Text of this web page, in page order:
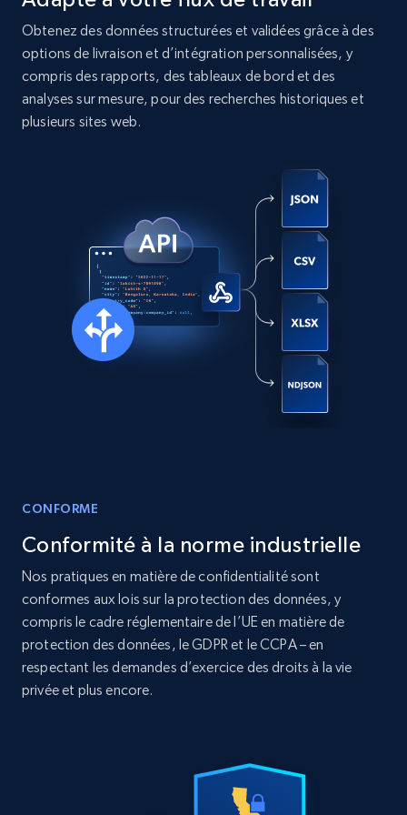
comments, Date posted, Likes, Photos, and
Social media
Zillow properties listing information
Zpid, City, State, HomeStatus, Address,
IsListingClaimedByCurrentSignedInUser,
IsCurrentSignedInAgentResponsible, Bedrooms,
and more.
URL, ID, User id, Use url, Title, Headline, Post
text, Date posted, and more.
Social media
11.3K+ 1.5K+ Buy Now
X (formerly Twitter) - Posts
ID, User posted, Name, Description, Date
Obtenez des données structurées et validées grâce à des
options de livraison et d’intégration personnalisées, y
compris des rapports, des tableaux de bord et des
analyses sur mesure, pour des recherches historiques et
plusieurs sites web.
CONFORME
Conformité à la norme industrielle
Nos pratiques en matière de confidentialité sont
conformes aux lois sur la protection des données, y
compris le cadre réglementaire de l’UE en matière de
protection des données, le GDPR et le CCPA – en
respectant les demandes d’exercice des droits à la vie
privée et plus encore.